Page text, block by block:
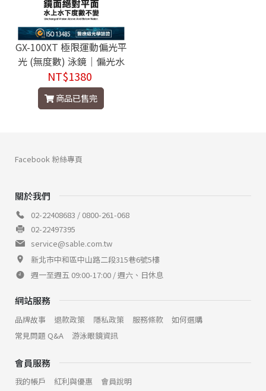
GX-100XT 極限運動偏光平
光 (無度數) 泳鏡｜偏光水
精藍膜鏡片 - C4綠
NT$1380
商品已售完
關於我們
02-22408683 / 0800-261-068
02-22497395
service@sable.com.tw
新北市中和區中山路二段315巷6號5樓
週一至週五 09:00-17:00 / 週六、日休息
網站服務
品牌故事 退款政策 隱私政策 服務條款
如何選購
常見問題 Q&A
游泳眼鏡資訊
會員服務
我的帳戶 紅利與優惠 會員說明
Facebook 粉絲專頁